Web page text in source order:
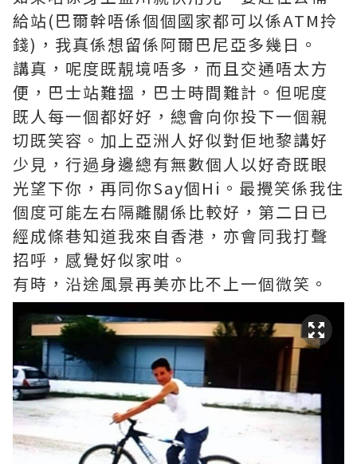
給站(巴爾幹唔係個個國家都可以係ATM拎
錢)，我真係想留係阿爾巴尼亞多幾日。
講真，呢度既靚境唔多，而且交通唔太方
便，巴士站難搵，巴士時間難計。但呢度
既人每一個都好好，總會向你投下一個親
切既笑容。加上亞洲人好似對佢地黎講好
少見，行過身邊總有無數個人以好奇既眼
光望下你，再同你Say個Hi。最攪笑係我住
個度可能左右隔離關係比較好，第二日已
經成條巷知道我來自香港，亦會同我打聲
招呼，感覺好似家咁。
有時，沿途風景再美亦比不上一個微笑。